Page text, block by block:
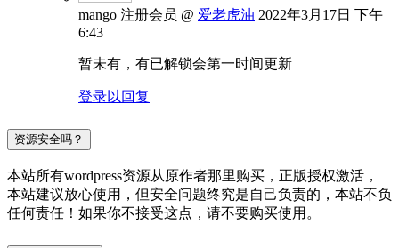
mango 注册会员 @ 爱老虎油 2022年3月17日 下午
6:43
暂未有，有已解锁会第一时间更新
登录以回复
资源安全吗？
本站所有wordpress资源从原作者那里购买，正版授权激活，
本站建议放心使用，但安全问题终究是自己负责的，本站不负
任何责任！如果你不接受这点，请不要购买使用。